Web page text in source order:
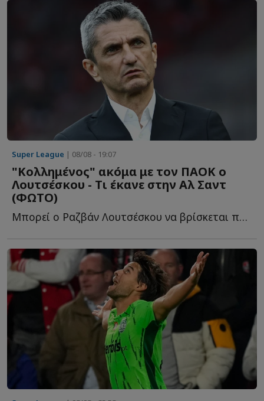
Super League | 08/08 - 19:07
"Κολλημένος" ακόμα με τον ΠΑΟΚ ο
Λουτσέσκου - Τι έκανε στην Αλ Σαντ
(ΦΩΤΟ)
Μπορεί ο Ραζβάν Λουτσέσκου να βρίσκεται πλέον στην Α...